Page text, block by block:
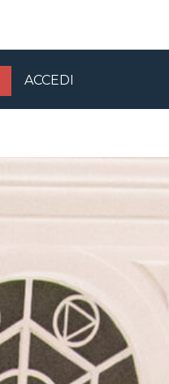
ACCEDI